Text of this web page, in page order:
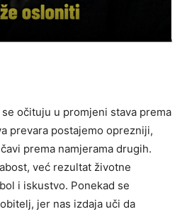
očituju u promjeni stava prema
prevara postajemo oprezniji,
prema namjerama drugih.
već rezultat životne
i iskustvo. Ponekad se
jer nas izdaja uči da